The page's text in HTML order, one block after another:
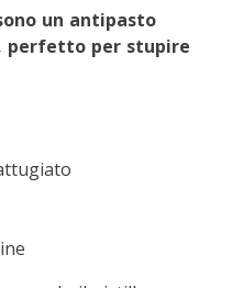
un antipasto
perfetto per stupire